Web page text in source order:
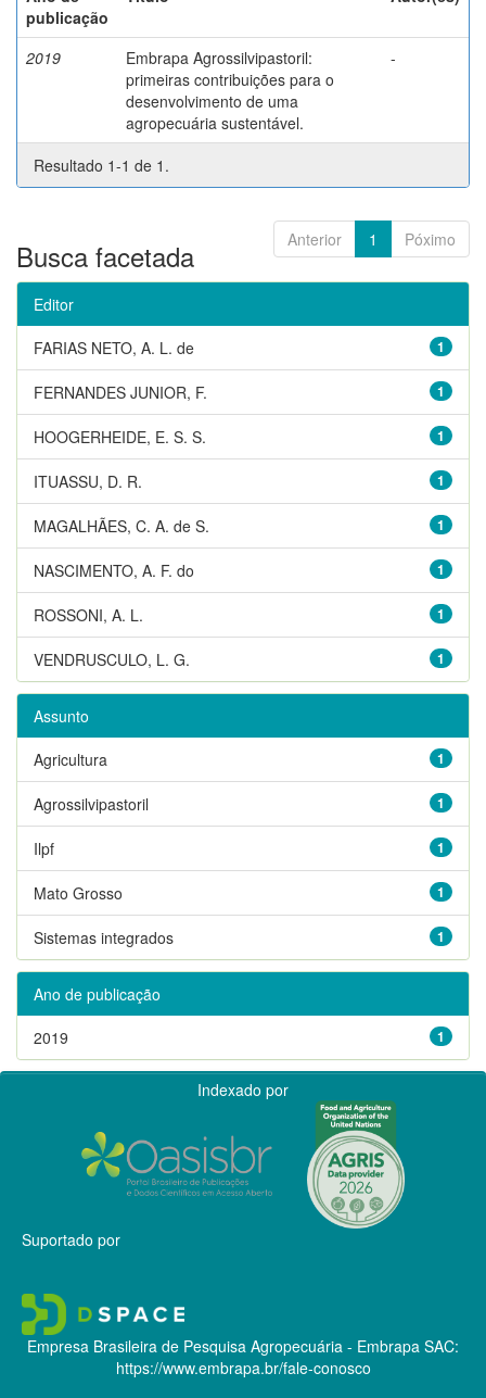
publicação
2019
Embrapa Agrossilvipastoril:
primeiras contribuições para o
desenvolvimento de uma
agropecuária sustentável.
-
Resultado 1-1 de 1.
Anterior 1 Póximo
Busca facetada
Editor
1
FARIAS NETO, A. L. de
1
FERNANDES JUNIOR, F.
1
HOOGERHEIDE, E. S. S.
1
ITUASSU, D. R.
1
MAGALHÃES, C. A. de S.
1
NASCIMENTO, A. F. do
1
ROSSONI, A. L.
1
VENDRUSCULO, L. G.
Assunto
1
Agricultura
1
Agrossilvipastoril
1
Ilpf
1
Mato Grosso
1
Sistemas integrados
Ano de publicação
1
2019
Indexado por
Suportado por
Empresa Brasileira de Pesquisa Agropecuária - Embrapa SAC:
https://www.embrapa.br/fale-conosco